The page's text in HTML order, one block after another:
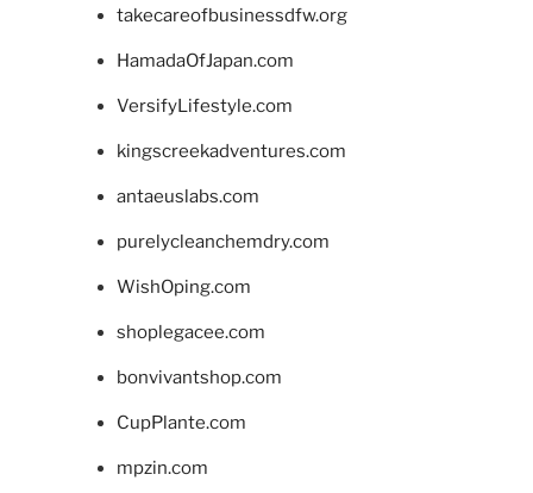
takecareofbusinessdfw.org
HamadaOfJapan.com
VersifyLifestyle.com
kingscreekadventures.com
antaeuslabs.com
purelycleanchemdry.com
WishOping.com
shoplegacee.com
bonvivantshop.com
CupPlante.com
mpzin.com